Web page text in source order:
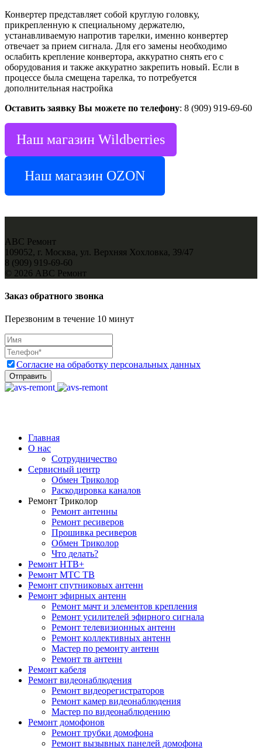
Конвертер представляет собой круглую головку,
прикрепленную к специальному держателю,
устанавливаемую напротив тарелки, именно конвертер
отвечает за прием сигнала. Для его замены необходимо
ослабить крепление конвертора, аккуратно снять его с
оборудования и также аккуратно закрепить новый. Если в
процессе была смещена тарелка, то потребуется
дополнительная настройка
Оставить заявку Вы можете по телефону: 8 (909) 919-69-60
Наш магазин Wildberries
Наш магазин OZON
АВС Ремонт
109052, г. Москва, ул. Верхняя Хохловка, 39/47
8 (909) 919-69-60
© 2026 АВС Ремонт
Заказ обратного звонка
Перезвоним в течение 10 минут
Согласие на обработку персональных данных
Отправить
Главная
О нас
Сотрудничество
Сервисный центр
Обмен Триколор
Раскодировка каналов
Ремонт Триколор
Ремонт антенны
Ремонт ресиверов
Прошивка ресиверов
Обмен Триколор
Что делать?
Ремонт НТВ+
Ремонт МТС ТВ
Ремонт спутниковых антенн
Ремонт эфирных антенн
Ремонт мачт и элементов крепления
Ремонт усилителей эфирного сигнала
Ремонт телевизионных антенн
Ремонт коллективных антенн
Мастер по ремонту антенн
Ремонт тв антенн
Ремонт кабеля
Ремонт видеонаблюдения
Ремонт видеорегистраторов
Ремонт камер видеонаблюдения
Мастер по видеонаблюдению
Ремонт домофонов
Ремонт трубки домофона
Ремонт вызывных панелей домофона